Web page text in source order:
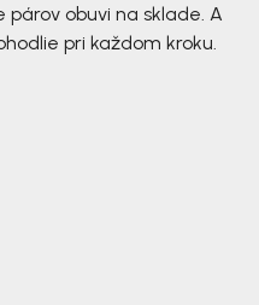
párov obuvi na sklade. A
pri každom kroku.